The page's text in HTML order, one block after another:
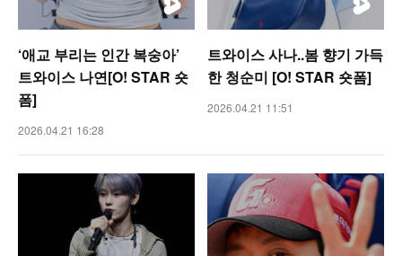
‘애교 부리는 인간 복숭아’
트와이스 나연[O! STAR 숏
폼]
2026.04.21 16:28
트와이스 사나..봄 향기 가득
한 청순미 [O! STAR 숏폼]
2026.04.21 11:51